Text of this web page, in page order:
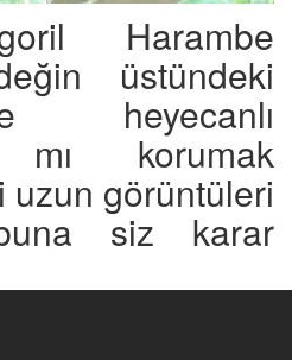
Harambe
üstündeki
heyecanlı
mı korumak
uzun görüntüleri
siz karar